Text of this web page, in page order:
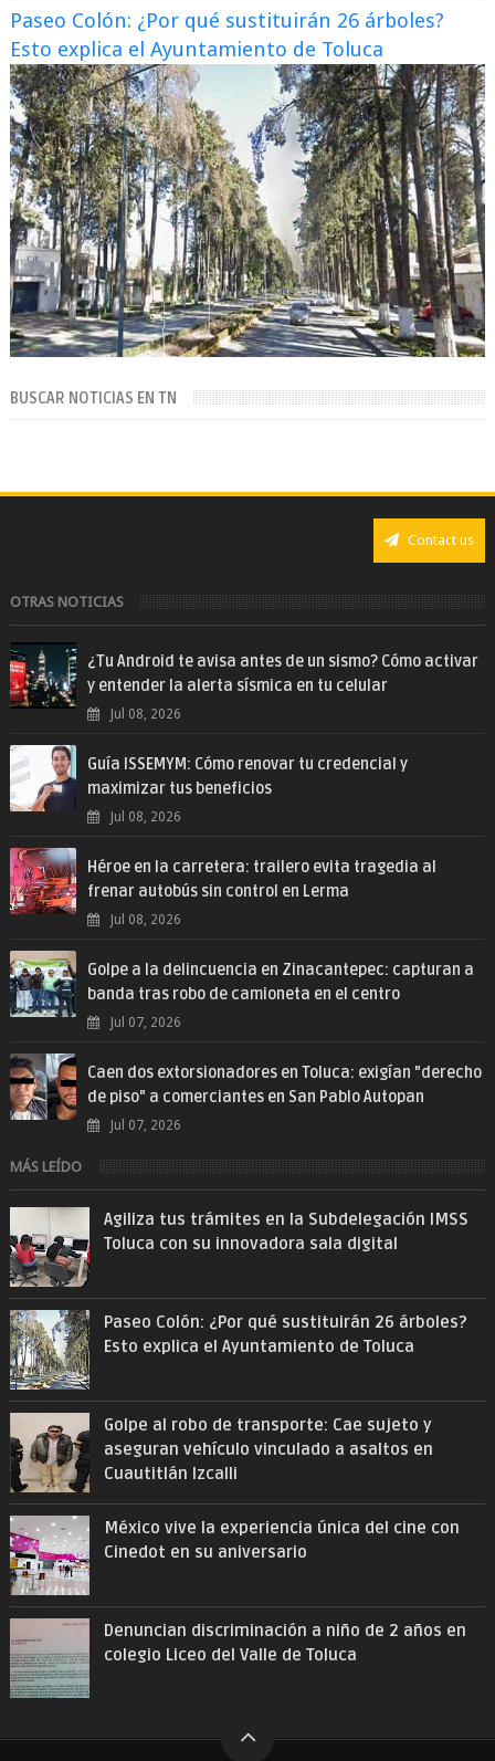
Paseo Colón: ¿Por qué sustituirán 26 árboles?
Esto explica el Ayuntamiento de Toluca
BUSCAR NOTICIAS EN TN
Contact us
OTRAS NOTICIAS
¿Tu Android te avisa antes de un sismo? Cómo activar
y entender la alerta sísmica en tu celular
Jul 08, 2026
Guía ISSEMYM: Cómo renovar tu credencial y
maximizar tus beneficios
Jul 08, 2026
Héroe en la carretera: trailero evita tragedia al
frenar autobús sin control en Lerma
Jul 08, 2026
Golpe a la delincuencia en Zinacantepec: capturan a
banda tras robo de camioneta en el centro
Jul 07, 2026
Caen dos extorsionadores en Toluca: exigían "derecho
de piso" a comerciantes en San Pablo Autopan
Jul 07, 2026
MÁS LEÍDO
Agiliza tus trámites en la Subdelegación IMSS
Toluca con su innovadora sala digital
Paseo Colón: ¿Por qué sustituirán 26 árboles?
Esto explica el Ayuntamiento de Toluca
Golpe al robo de transporte: Cae sujeto y
aseguran vehículo vinculado a asaltos en
Cuautitlán Izcalli
México vive la experiencia única del cine con
Cinedot en su aniversario
Denuncian discriminación a niño de 2 años en
colegio Liceo del Valle de Toluca